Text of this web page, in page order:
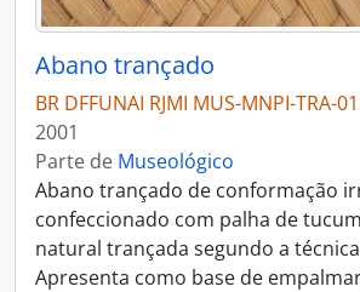
Abano trançado
BR DFFUNAI RJMI MUS-MNPI-TRA-
2001
Parte de Museológico
Abano trançado de conformação
confeccionado com palha de
natural trançada segundo a
Apresenta como base de